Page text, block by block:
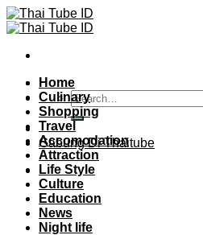
Skip
to
Gabung Di Thaitube
Home
Culinary
Shopping
Travel
Accomodation
Attraction
Life Style
Culture
Education
News
Night life